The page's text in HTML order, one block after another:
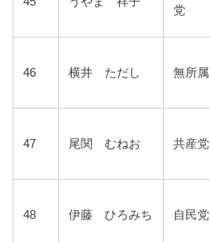
党
46 横井 ただし 無所属
47 尾関 むねお 共産党
48 伊藤 ひろみち 自民党